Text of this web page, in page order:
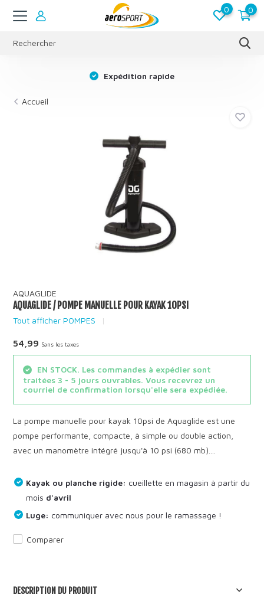
0 0
Expédition rapide
Accueil
AQUAGLIDE
AQUAGLIDE / POMPE MANUELLE POUR KAYAK 10PSI
Tout afficher POMPES
54,99 Sans les taxes
EN STOCK. Les commandes à expédier sont
traitées 3 - 5 jours ouvrables. Vous recevrez un
courriel de confirmation lorsqu'elle sera expédiée.
La pompe manuelle pour kayak 10psi de Aquaglide est une
pompe performante, compacte, à simple ou double action,
avec un manomètre intégré jusqu'à 10 psi (680 mb)....
Kayak ou planche rigide: cueillette en magasin à partir du
mois d'avril
Luge: communiquer avec nous pour le ramassage !
Comparer
DESCRIPTION DU PRODUIT